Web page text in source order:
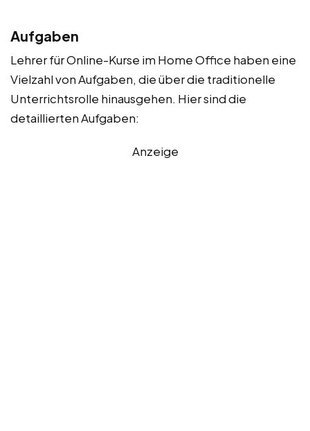
Aufgaben
Lehrer für Online-Kurse im Home Office haben eine
Vielzahl von Aufgaben, die über die traditionelle
Unterrichtsrolle hinausgehen. Hier sind die
detaillierten Aufgaben:
Anzeige